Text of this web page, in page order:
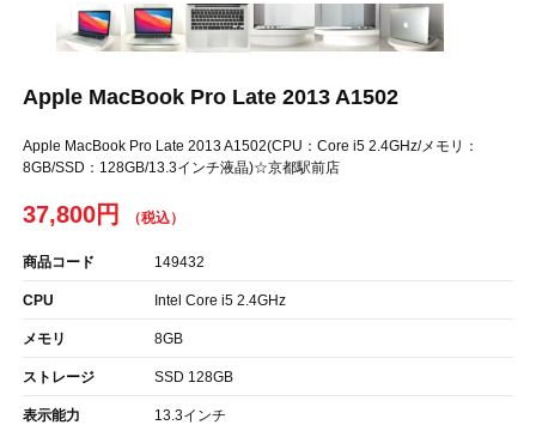
Apple MacBook Pro Late 2013 A1502
Apple MacBook Pro Late 2013 A1502(CPU：Core i5 2.4GHz/メモリ：
8GB/SSD：128GB/13.3インチ液晶)☆京都駅前店
37,800円
商品コード 149432
CPU Intel Core i5 2.4GHz
メモリ 8GB
ストレージ SSD 128GB
表示能力 13.3インチ